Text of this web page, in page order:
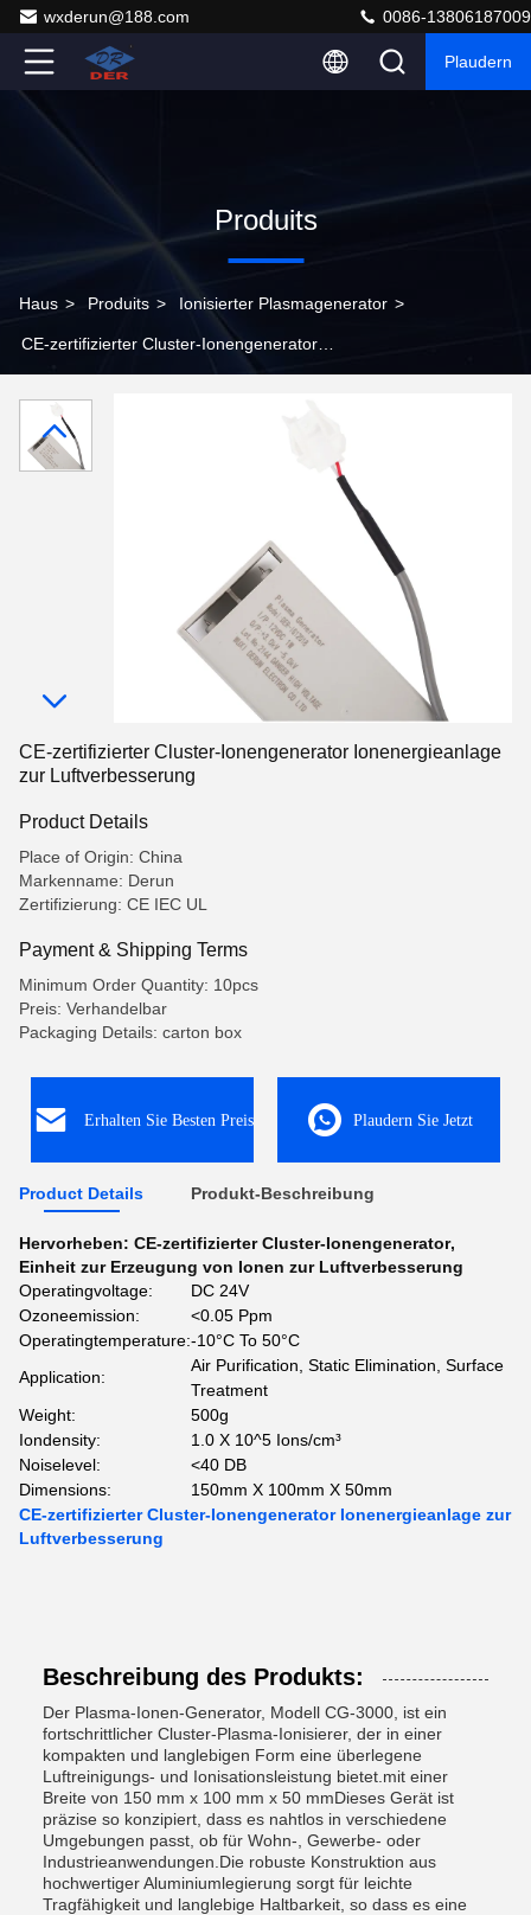
wxderun@188.com 0086-13806187009
Plaudern
Produits
Haus > Produits > Ionisierter Plasmagenerator >
CE-zertifizierter Cluster-Ionengenerator
CE-zertifizierter Cluster-Ionengenerator Ionenergieanlage
zur Luftverbesserung
Product Details
Place of Origin: China
Markenname: Derun
Zertifizierung: CE IEC UL
Payment & Shipping Terms
Minimum Order Quantity: 10pcs
Preis: Verhandelbar
Packaging Details: carton box
Erhalten Sie Besten Preis Plaudern Sie Jetzt
Product Details Produkt-Beschreibung
Hervorheben: CE-zertifizierter Cluster-Ionengenerator,
Einheit zur Erzeugung von Ionen zur Luftverbesserung
Operatingvoltage:
DC 24V
Ozoneemission:
<0.05 Ppm
Operatingtemperature:-10°C To 50°C
Application:
Air Purification, Static Elimination, Surface
Treatment
Weight:
500g
Iondensity:
1.0 X 10^5 Ions/cm³
Noiselevel:
<40 DB
Dimensions:
150mm X 100mm X 50mm
CE-zertifizierter Cluster-Ionengenerator Ionenergieanlage zur
Luftverbesserung
Beschreibung des Produkts:
Der Plasma-Ionen-Generator, Modell CG-3000, ist ein
fortschrittlicher Cluster-Plasma-Ionisierer, der in einer
kompakten und langlebigen Form eine überlegene
Luftreinigungs- und Ionisationsleistung bietet.mit einer
Breite von 150 mm x 100 mm x 50 mmDieses Gerät ist
präzise so konzipiert, dass es nahtlos in verschiedene
Umgebungen passt, ob für Wohn-, Gewerbe- oder
Industrieanwendungen.Die robuste Konstruktion aus
hochwertiger Aluminiumlegierung sorgt für leichte
Tragfähigkeit und langlebige Haltbarkeit, so dass es eine